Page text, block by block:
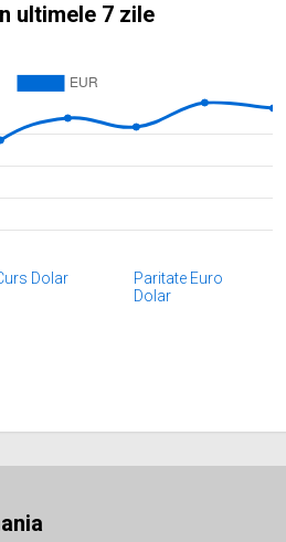
ultimele 7 zile
Dolar
Paritate Euro
Dolar